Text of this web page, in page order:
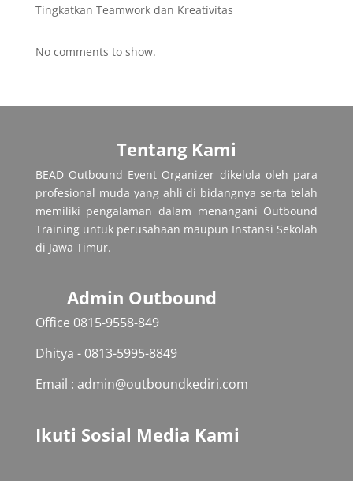
Tingkatkan Teamwork dan Kreativitas
No comments to show.
Tentang Kami
BEAD Outbound Event Organizer dikelola oleh para
profesional muda yang ahli di bidangnya serta telah
memiliki pengalaman dalam menangani Outbound
Training untuk perusahaan maupun Instansi Sekolah
di Jawa Timur.
Admin Outbound
Office 0815-9558-849‬
Dhitya - 0813-5995-8849
Email : admin@outboundkediri.com
Ikuti Sosial Media Kami